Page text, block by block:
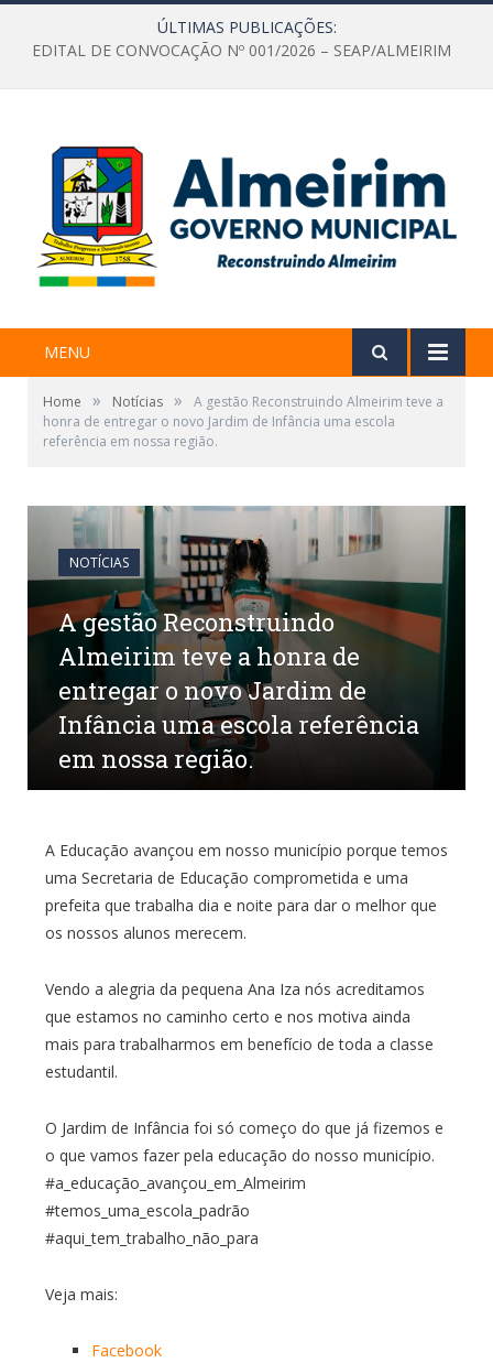
ÚLTIMAS PUBLICAÇÕES:
EDITAL DE CONVOCAÇÃO Nº 001/2026 – SEAP/ALMEIRIM
MENU
Home » Notícias »
A gestão Reconstruindo Almeirim teve a
honra de entregar o novo Jardim de Infância uma escola
referência em nossa região.
NOTÍCIAS
A gestão Reconstruindo
Almeirim teve a honra de
entregar o novo Jardim de
Infância uma escola referência
em nossa região.
A Educação avançou em nosso município porque temos
uma Secretaria de Educação comprometida e uma
prefeita que trabalha dia e noite para dar o melhor que
os nossos alunos merecem.
Vendo a alegria da pequena Ana Iza nós acreditamos
que estamos no caminho certo e nos motiva ainda
mais para trabalharmos em benefício de toda a classe
estudantil.
O Jardim de Infância foi só começo do que já fizemos e
o que vamos fazer pela educação do nosso município.
#a_educação_avançou_em_Almeirim
#temos_uma_escola_padrão
#aqui_tem_trabalho_não_para
Veja mais:
Facebook